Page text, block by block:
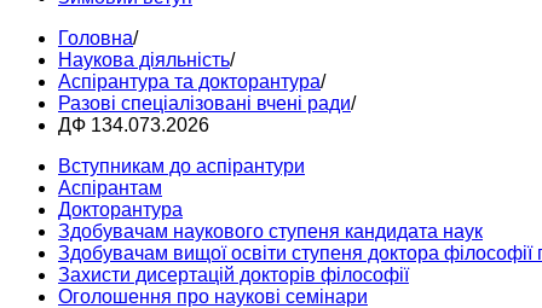
Головна/
Наукова діяльність/
Аспірантура та докторантура/
Разові спеціалізовані вчені ради/
ДФ 134.073.2026
Вступникам до аспірантури
Аспірантам
Докторантура
Здобувачам наукового ступеня кандидата наук
Здобувачам вищої освіти ступеня доктора філософії
Захисти дисертацій докторів філософії
Оголошення про наукові семінари